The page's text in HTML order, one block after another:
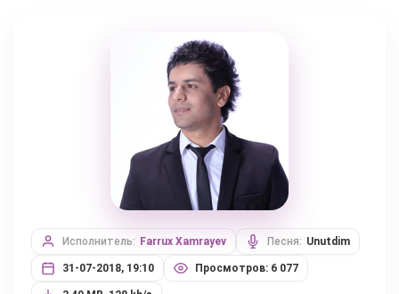
Исполнитель: Farrux Xamrayev Песня: Unutdim
31-07-2018, 19:10 Просмотров: 6 077